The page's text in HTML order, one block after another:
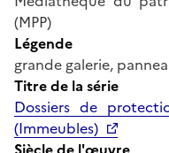
(MPP)
Légende
grande galerie,
Titre de la série
Dossiers de
(Immeubles)